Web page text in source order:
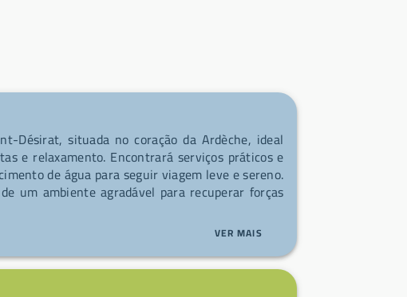
Désirat, situada no coração da Ardèche, ideal
e relaxamento. Encontrará serviços práticos e
de água para seguir viagem leve e sereno.
um ambiente agradável para recuperar forças
VER MAIS